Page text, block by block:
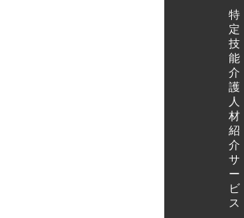
特
定
技
能
介
護
人
材
紹
介
サ
ー
ビ
ス